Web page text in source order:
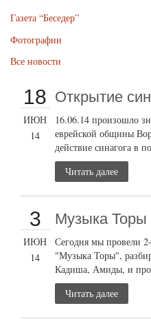
Газета “Беседер”
Фотографии
Все новости
18
ИЮН
14
Открытие
16.06.14 произошло
еврейской общины
действие синагога в
Читать далее
3
ИЮН
14
Музыка Торы
Сегодня мы провели
"Музыка Торы",
Кадиша, Амиды, и
Читать далее